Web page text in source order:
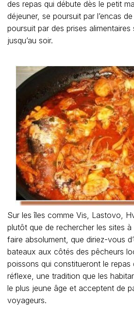
des repas qui débute dès le petit
déjeuner, se poursuit par l’encas
poursuit par des prises alimentaires
jusqu’au soir.
Sur les îles comme Vis, Lastovo,
plutôt que de rechercher les sites
faire absolument, que diriez-vous
bateaux aux côtés des pêcheurs
poissons qui constitueront le repas
réflexe, une tradition que les
le plus jeune âge et acceptent de
voyageurs.